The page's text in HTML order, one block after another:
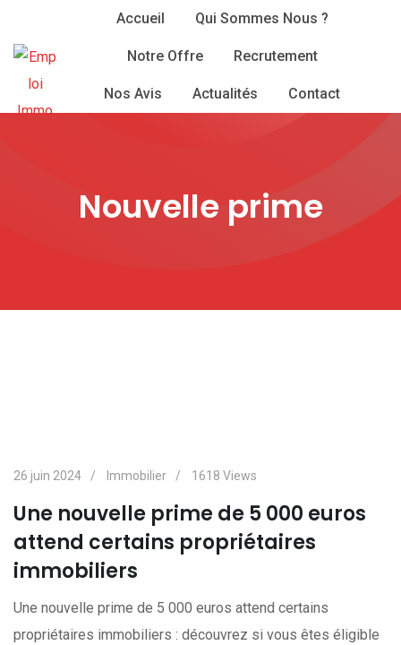
content
Accueil Qui Sommes Nous ?
Notre Offre Recrutement
Nos Avis Actualités Contact
Nouvelle prime
26 juin 2024 Immobilier 1618 Views
Une nouvelle prime de 5 000 euros
attend certains propriétaires
immobiliers
Une nouvelle prime de 5 000 euros attend certains
propriétaires immobiliers : découvrez si vous êtes éligible